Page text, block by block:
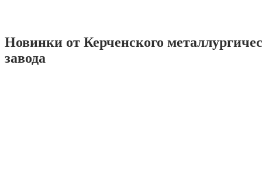
Новинки от Керченского
завода